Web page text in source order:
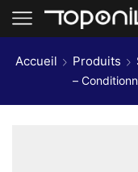
Accueil Produits
–